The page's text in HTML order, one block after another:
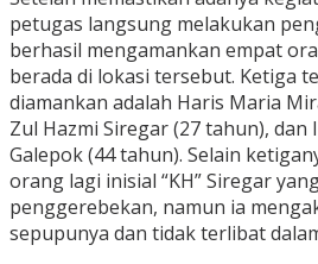
petugas langsung melakukan
berhasil mengamankan empat
berada di lokasi tersebut. Ketiga
diamankan adalah Haris Maria
Zul Hazmi Siregar (27 tahun), dan
Galepok (44 tahun). Selain
orang lagi inisial “KH” Siregar
penggerebekan, namun ia
sepupunya dan tidak terlibat